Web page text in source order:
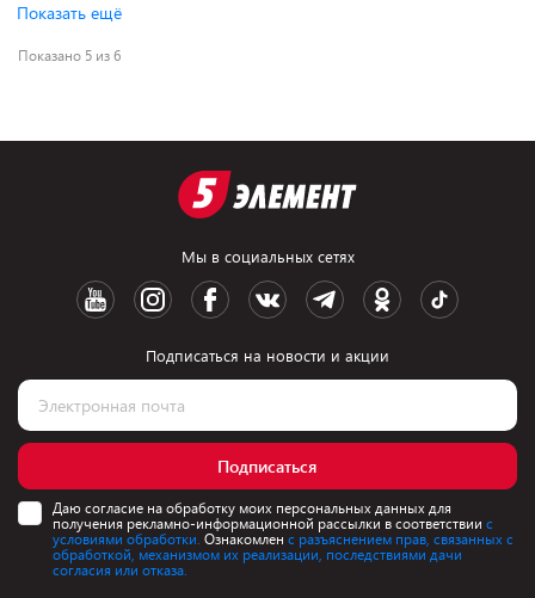
Показать ещё
Показано 5 из 6
Мы в социальных сетях
Подписаться на новости и акции
Подписаться
Даю согласие на обработку моих персональных данных для
получения рекламно-информационной рассылки в соответствии с
условиями обработки. Ознакомлен с разъяснением прав, связанных с
обработкой, механизмом их реализации, последствиями дачи
согласия или отказа.